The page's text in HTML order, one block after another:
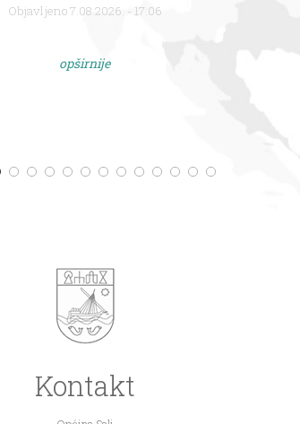
Objavljeno 7.08.2026. - 17:06
opširnije
Kontakt